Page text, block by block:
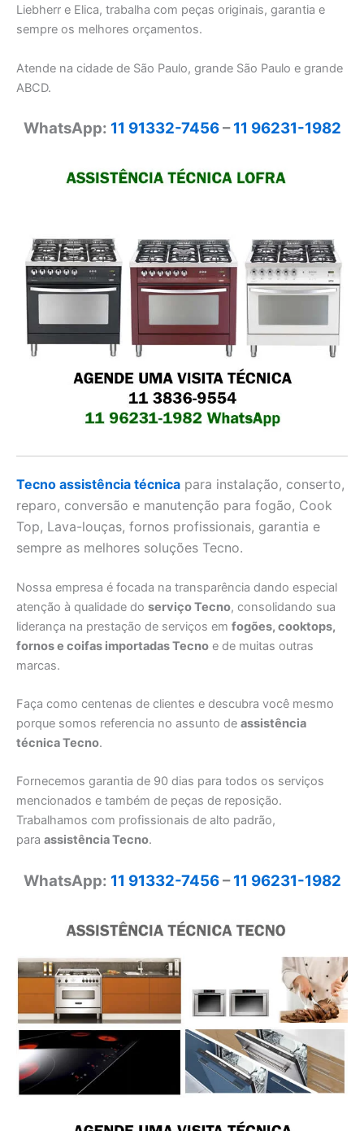
Liebherr e Elica, trabalha com peças originais, garantia e
sempre os melhores orçamentos.
Atende na cidade de São Paulo, grande São Paulo e grande
ABCD.
WhatsApp: 11 91332-7456–11 96231-1982
Tecno assistência técnica para instalação, conserto,
reparo, conversão e manutenção para fogão, Cook
Top, Lava-louças, fornos profissionais, garantia e
sempre as melhores soluções Tecno.
Nossa empresa é focada na transparência dando especial
atenção à qualidade do serviço Tecno, consolidando sua
liderança na prestação de serviços em fogões, cooktops,
fornos e coifas importadas Tecno e de muitas outras
marcas.
Faça como centenas de clientes e descubra você mesmo
porque somos referencia no assunto de assistência
técnica Tecno.
Fornecemos garantia de 90 dias para todos os serviços
mencionados e também de peças de reposição.
Trabalhamos com profissionais de alto padrão,
para assistência Tecno.
WhatsApp: 11 91332-7456–11 96231-1982